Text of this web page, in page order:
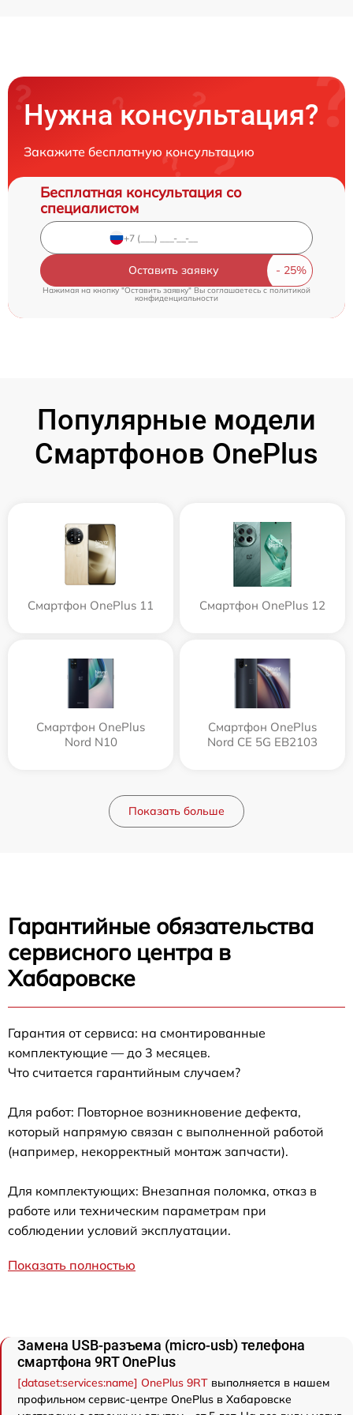
Нужна консультация?
Закажите бесплатную консультацию
Бесплатная консультация со
специалистом
Оставить заявку
Нажимая на кнопку "Оставить заявку" Вы соглашаетесь c политикой
конфиденциальности
Популярные модели
Смартфонов OnePlus
Смартфон OnePlus 11 Смартфон OnePlus 12
Смартфон OnePlus
Nord N10
Смартфон OnePlus
Nord CE 5G EB2103
Показать больше
Гарантийные обязательства
сервисного центра в
Хабаровске
Гарантия от сервиса: на смонтированные
комплектующие — до 3 месяцев.
Что считается гарантийным случаем?
Для работ: Повторное возникновение дефекта,
который напрямую связан с выполненной работой
(например, некорректный монтаж запчасти).
Для комплектующих: Внезапная поломка, отказ в
работе или техническим параметрам при
соблюдении условий эксплуатации.
Показать полностью
Замена USB-разъема (micro-usb) телефона
смартфона 9RT OnePlus
[dataset:services:name] OnePlus 9RT выполняется в нашем
профильном сервис-центре OnePlus в Хабаровске